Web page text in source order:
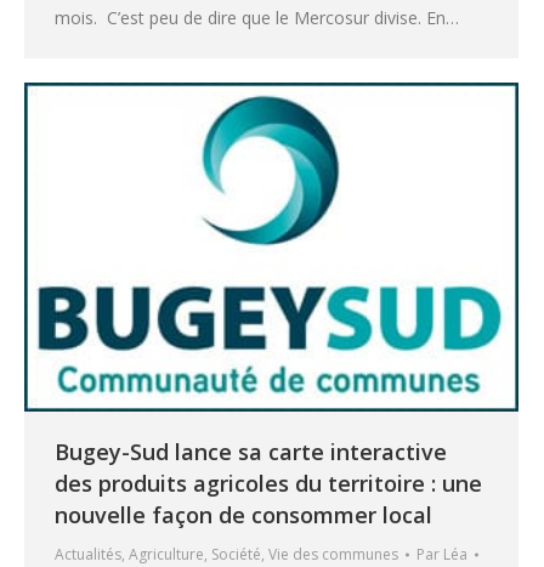
mois. C’est peu de dire que le Mercosur divise. En…
Bugey-Sud lance sa carte interactive
des produits agricoles du territoire : une
nouvelle façon de consommer local
Actualités, Agriculture, Société, Vie des communes Par Léa